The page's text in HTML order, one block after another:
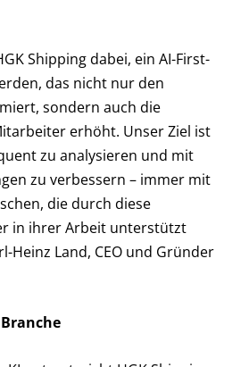
Shipping dabei, ein AI-First-
das nicht nur den
sondern auch die
erhöht. Unser Ziel ist
zu analysieren und mit
zu verbessern – immer mit
die durch diese
in ihrer Arbeit unterstützt
Heinz Land, CEO und Gründer